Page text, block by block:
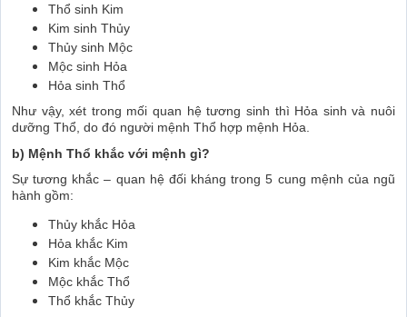
Thổ sinh Kim
Kim sinh Thủy
Thủy sinh Mộc
Mộc sinh Hỏa
Hỏa sinh Thổ
Như vậy, xét trong mối quan hệ tương sinh thì Hỏa sinh và nuôi
dưỡng Thổ, do đó người mệnh Thổ hợp mệnh Hỏa.
b) Mệnh Thổ khắc với mệnh gì?
Sự tương khắc – quan hệ đối kháng trong 5 cung mệnh của ngũ
hành gồm:
Thủy khắc Hỏa
Hỏa khắc Kim
Kim khắc Mộc
Mộc khắc Thổ
Thổ khắc Thủy